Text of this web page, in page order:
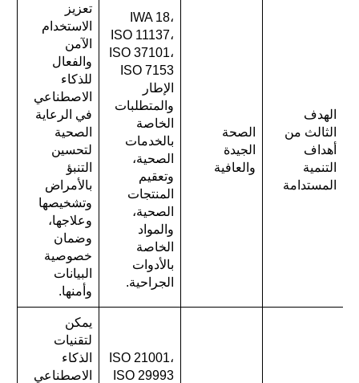
الهدف
الثالث من
أهداف
التنمية
المستدامة
الصحة
الجيدة
والعافية
IWA 18،
ISO 11137،
ISO 37101،
ISO 7153
الإطار
والمتطلبات
الخاصة
بالخدمات
الصحية،
وتعقيم
المنتجات
الصحية،
والمواد
الخاصة
بالأدوات
الجراحية.
تعزيز
الاستخدام
الآمن
والفعال
للذكاء
الاصطناعي
في الرعاية
الصحية
لتحسين
التنبؤ
بالأمراض
وتشخيصها
وعلاجها،
وضمان
خصوصية
البيانات
وأمنها.
ISO 21001،
ISO 29993
يمكن
لتقنيات
الذكاء
الاصطناعي